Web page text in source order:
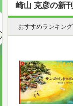
崎山 克彦の新刊
おすすめランキング